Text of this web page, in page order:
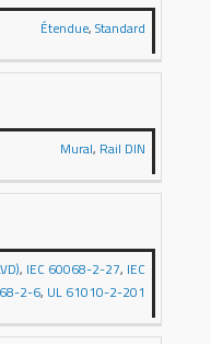
Étendue,Standard
Mural, Rail DIN
, IEC 60068-2-27, IEC
2-6, UL 61010-2-201